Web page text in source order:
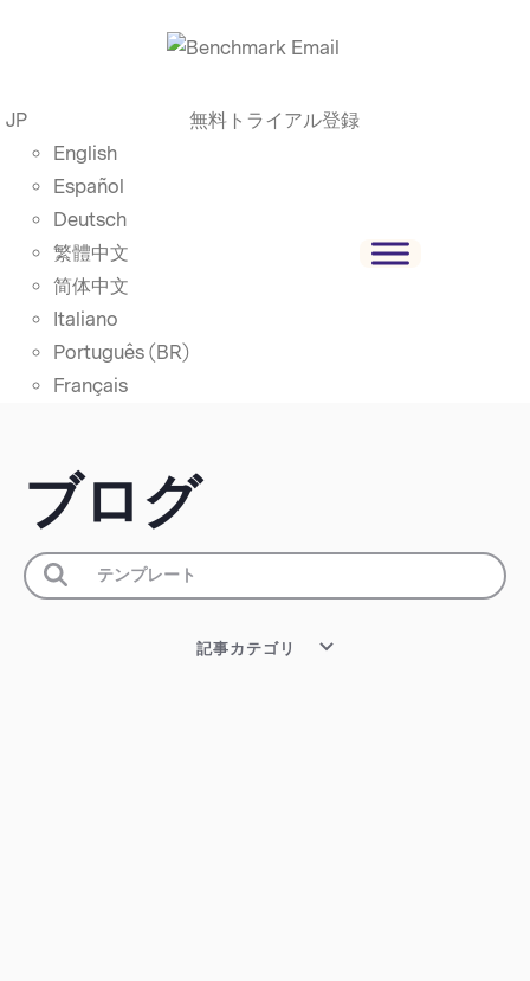
JP
English
Español
Deutsch
繁體中文
简体中文
Italiano
Português (BR)
Français
無料トライアル登録
ブログ
記事カテゴリ